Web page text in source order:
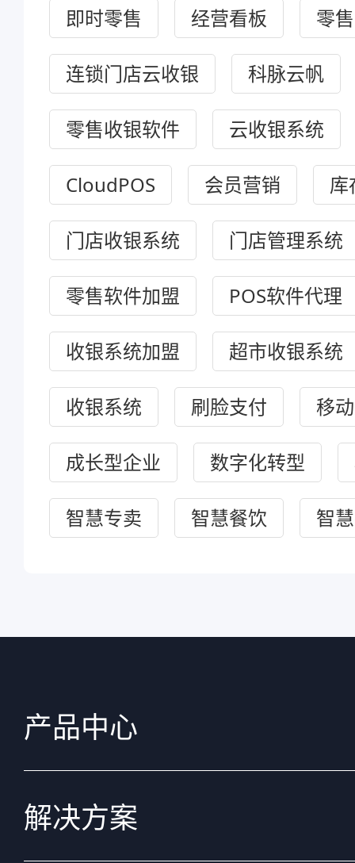
即时零售 经营看板 零
连锁门店云收银 科脉云帆
零售收银软件 云收银系统
CloudPOS 会员营销 库
门店收银系统 门店管理系统
零售软件加盟 POS软件代理
收银系统加盟 超市收银系统
收银系统 刷脸支付 移
成长型企业 数字化转型
智慧专卖 智慧餐饮 智
产品中心
解决方案